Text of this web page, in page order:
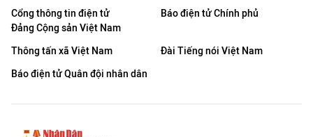
Cổng thông tin điện tử
Đảng Cộng sản Việt Nam
Báo điện tử Chính phủ
Thông tấn xã Việt Nam
Đài Tiếng nói Việt Nam
Báo điện tử Quân đội nhân dân